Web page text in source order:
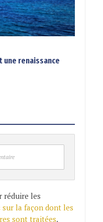
une renaissance
réduire les
la façon dont les
sont traitées.